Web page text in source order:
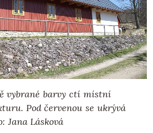
vybrané barvy ctí místní
Pod červenou se ukrývá
Jana Lásková